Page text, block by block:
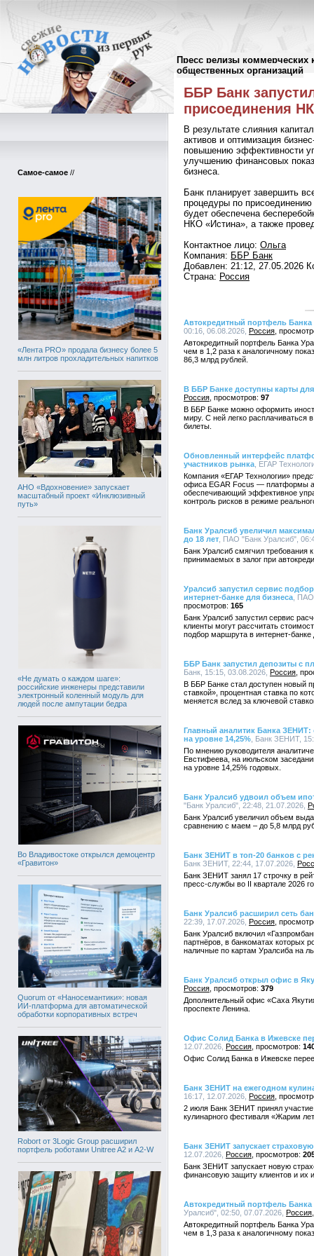
Пресс релизы коммерческих
общественных организаций
Самое-самое //
«Лента PRO» продала бизнесу более 5
млн литров прохладительных напитков
АНО «Вдохновение» запускает
масштабный проект «Инклюзивный
путь»
«Не думать о каждом шаге»:
российские инженеры представили
электронный коленный модуль для
людей после ампутации бедра
Во Владивостоке открылся демоцентр
«Гравитон»
Quorum от «Наносемантики»: новая
ИИ-платформа для автоматической
обработки корпоративных встреч
Robort от 3Logic Group расширил
портфель роботами Unitree A2 и A2-W
Пресс-релизы//
ББР Банк
присоединения
В результате слияния
активов и оптимизация
повышению эффективности
улучшению финансовых
бизнеса.
Банк планирует завершить
процедуры по
будет обеспечена
НКО «Истина», а также
Контактное лицо: Ольга
Компания: ББР Банк
Добавлен: 21:12, 27.05.2026
Страна: Россия
Автокредитный портфель
00:16, 06.08.2026, Россия
Автокредитный портфель Банка
чем в 1,2 раза к аналогичному
86,3 млрд рублей.
В ББР Банке доступны карты
Россия
97
В ББР Банке можно оформить
миру. С ней легко расплачиваться
билеты.
Обновленный интерфейс
участников рынка , ЕГАР
Компания «ЕГАР Технологии»
офиса EGAR Focus — платформы
обеспечивающий эффективное
контроль рисков в режиме
Банк Уралсиб увеличил
до 18 лет , ПАО "Банк Уралсиб",
Банк Уралсиб смягчил требования
принимаемых в залог при
Уралсиб запустил сервис
интернет-банке для бизнеса ,
165
Банк Уралсиб запустил сервис
клиенты могут рассчитать
подбор маршрута в интернет-
ББР Банк запустил депозиты с
Банк, 15:15, 03.08.2026, Россия
В ББР Банке стал доступен новый
ставкой», процентная ставка по
меняется вслед за ключевой
Главный аналитик Банка ЗЕНИТ:
на уровне 14,25% , Банк ЗЕНИТ,
По мнению руководителя
Евстифеева, на июльском
на уровне 14,25% годовых.
Банк Уралсиб удвоил объем
"Банк Уралсиб", 22:48, 21.07.2026,
Банк Уралсиб увеличил объем
сравнению с маем – до 5,8 млрд
Банк ЗЕНИТ в топ-20 банков с
Банк ЗЕНИТ, 22:44, 17.07.2026,
Банк ЗЕНИТ занял 17 строчку в
пресс-службы во II квартале 2026
Банк Уралсиб расширил сеть
22:39, 17.07.2026, Россия
Банк Уралсиб включил
партнёров, в банкоматах которых
наличные по картам Уралсиба на
Банк Уралсиб открыл офис в
Россия
379
Дополнительный офис «Саха
проспекте Ленина.
Офис Солид Банка в Ижевске
12.07.2026, Россия
Офис Солид Банка в Ижевске
Банк ЗЕНИТ на ежегодном
16:17, 12.07.2026, Россия
2 июля Банк ЗЕНИТ принял участие
кулинарного фестиваля «Жарим
Банк ЗЕНИТ запускает
12.07.2026, Россия
Банк ЗЕНИТ запускает новую
финансовую защиту клиентов и их
Автокредитный портфель Банка
Уралсиб", 02:50, 07.07.2026, Россия
Автокредитный портфель Банка
чем в 1,3 раза к аналогичному